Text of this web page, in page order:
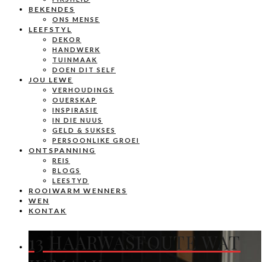
BEKENDES
ONS MENSE
LEEFSTYL
DEKOR
HANDWERK
TUINMAAK
DOEN DIT SELF
JOU LEWE
VERHOUDINGS
OUERSKAP
INSPIRASIE
IN DIE NUUS
GELD & SUKSES
PERSOONLIKE GROEI
ONTSPANNING
REIS
BLOGS
LEESTYD
ROOIWARM WENNERS
WEN
KONTAK
13 HAARWASFOUTE WAT